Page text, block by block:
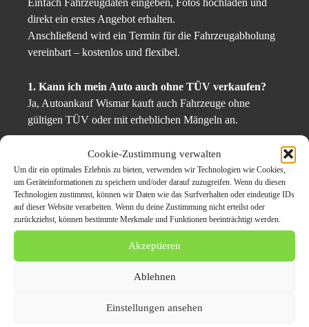
Cookie-Zustimmung verwalten
Um dir ein optimales Erlebnis zu bieten, verwenden wir Technologien wie Cookies,
um Geräteinformationen zu speichern und/oder darauf zuzugreifen. Wenn du diesen
Technologien zustimmst, können wir Daten wie das Surfverhalten oder eindeutige IDs
auf dieser Website verarbeiten. Wenn du deine Zustimmung nicht erteilst oder
zurückziehst, können bestimmte Merkmale und Funktionen beeinträchtigt werden.
Akzeptieren
Ablehnen
Einstellungen ansehen
direkt ein erstes Angebot erhalten.
Anschließend wird ein Termin für die Fahrzeugabholung
vereinbart – kostenlos und flexibel.
1. Kann ich mein Auto auch ohne TÜV verkaufen?
Ja, Autoankauf Wismar kauft auch Fahrzeuge ohne
gültigen TÜV oder mit erheblichen Mängeln an.
2. Wie lange dauert die Auszahlung?
Die Auszahlung erfolgt direkt vor Ort in bar oder auf
Wunsch per Überweisung.
3. Muss ich mein Auto selbst abmelden?
Kunden erhalten eine Bestätigung.